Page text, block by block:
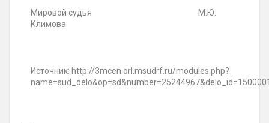
Мировой судья М.Ю.
Климова
Источник: http://3mcen.orl.msudrf.ru/modules.php?